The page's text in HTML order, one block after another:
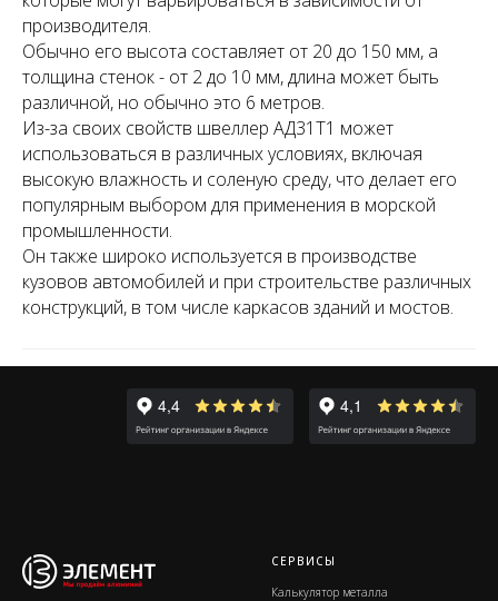
производителя.
Обычно его высота составляет от 20 до 150 мм, а
толщина стенок - от 2 до 10 мм, длина может быть
различной, но обычно это 6 метров.
Из-за своих свойств швеллер АД31Т1 может
использоваться в различных условиях, включая
высокую влажность и соленую среду, что делает его
популярным выбором для применения в морской
промышленности.
Он также широко используется в производстве
кузовов автомобилей и при строительстве различных
конструкций, в том числе каркасов зданий и мостов.
СЕРВИСЫ
Калькулятор металла